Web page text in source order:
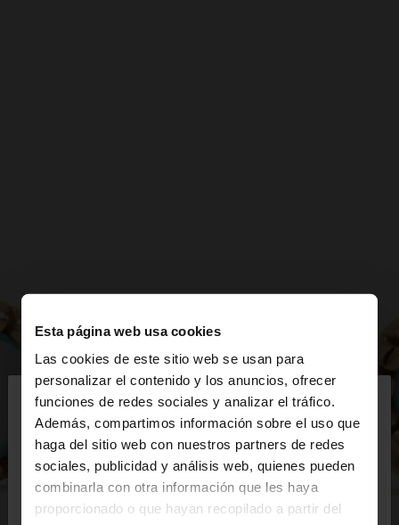
Esta página web usa cookies
Las cookies de este sitio web se usan para
personalizar el contenido y los anuncios, ofrecer
funciones de redes sociales y analizar el tráfico.
Además, compartimos información sobre el uso que
haga del sitio web con nuestros partners de redes
sociales, publicidad y análisis web, quienes pueden
combinarla con otra información que les haya
proporcionado o que hayan recopilado a partir del
hola
Estás accediendo a la web de Ecuador. ¿Quieres ir
a la web de United States?